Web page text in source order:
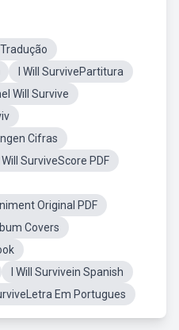
I Will SurvivePartitura
Will Survive
Cifras
I Will SurviveScore PDF
Original PDF
Covers
I Will Survivein Spanish
Em Portugues